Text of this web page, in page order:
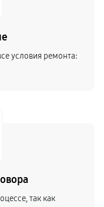
условия ремонта:
так как